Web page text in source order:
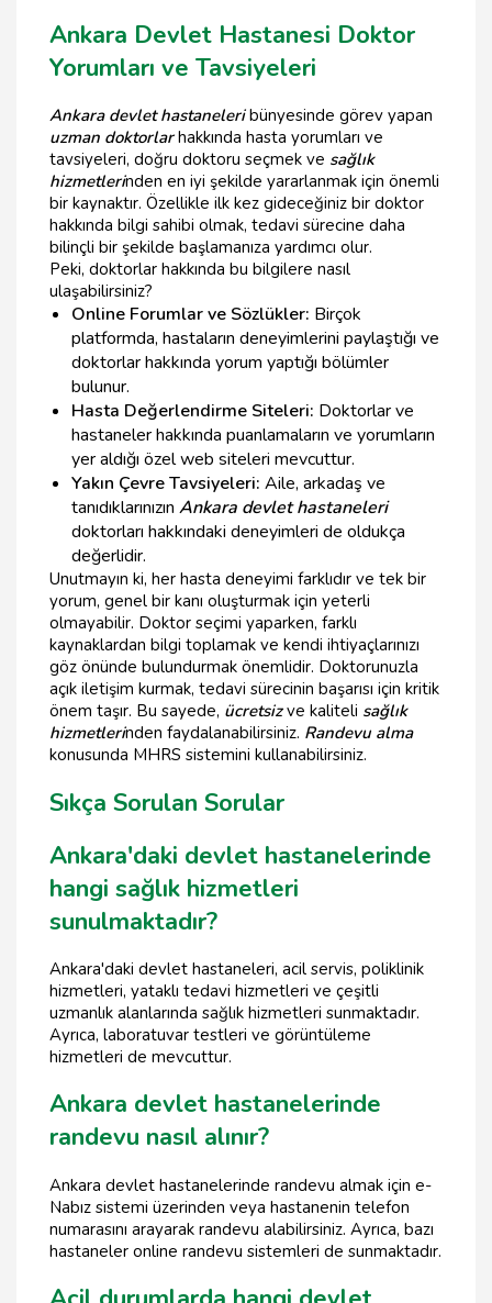
Ankara Devlet Hastanesi Doktor
Yorumları ve Tavsiyeleri
Ankara devlet hastaneleribünyesinde görev yapan
uzman doktorlarhakkında hasta yorumları ve
tavsiyeleri, doğru doktoru seçmek ve sağlık
hizmetlerinden en iyi şekilde yararlanmak için önemli
bir kaynaktır. Özellikle ilk kez gideceğiniz bir doktor
hakkında bilgi sahibi olmak, tedavi sürecine daha
bilinçli bir şekilde başlamanıza yardımcı olur.
Peki, doktorlar hakkında bu bilgilere nasıl
ulaşabilirsiniz?
Online Forumlar ve Sözlükler: Birçok
platformda, hastaların deneyimlerini paylaştığı ve
doktorlar hakkında yorum yaptığı bölümler
bulunur.
Hasta Değerlendirme Siteleri: Doktorlar ve
hastaneler hakkında puanlamaların ve yorumların
yer aldığı özel web siteleri mevcuttur.
Yakın Çevre Tavsiyeleri: Aile, arkadaş ve
tanıdıklarınızın Ankara devlet hastaneleri
doktorları hakkındaki deneyimleri de oldukça
değerlidir.
Unutmayın ki, her hasta deneyimi farklıdır ve tek bir
yorum, genel bir kanı oluşturmak için yeterli
olmayabilir. Doktor seçimi yaparken, farklı
kaynaklardan bilgi toplamak ve kendi ihtiyaçlarınızı
göz önünde bulundurmak önemlidir. Doktorunuzla
açık iletişim kurmak, tedavi sürecinin başarısı için kritik
önem taşır. Bu sayede, ücretsizve kaliteli sağlık
hizmetlerinden faydalanabilirsiniz. Randevu alma
konusunda MHRS sistemini kullanabilirsiniz.
Sıkça Sorulan Sorular
Ankara'daki devlet hastanelerinde
hangi sağlık hizmetleri
sunulmaktadır?
Ankara'daki devlet hastaneleri, acil servis, poliklinik
hizmetleri, yataklı tedavi hizmetleri ve çeşitli
uzmanlık alanlarında sağlık hizmetleri sunmaktadır.
Ayrıca, laboratuvar testleri ve görüntüleme
hizmetleri de mevcuttur.
Ankara devlet hastanelerinde
randevu nasıl alınır?
Ankara devlet hastanelerinde randevu almak için e-
Nabız sistemi üzerinden veya hastanenin telefon
numarasını arayarak randevu alabilirsiniz. Ayrıca, bazı
hastaneler online randevu sistemleri de sunmaktadır.